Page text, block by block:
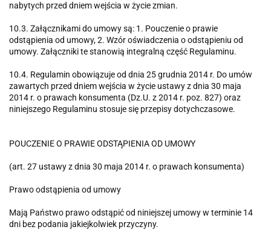
nabytych przed dniem wejścia w życie zmian.
10.3. Załącznikami do umowy są: 1. Pouczenie o prawie
odstąpienia od umowy, 2. Wzór oświadczenia o odstąpieniu od
umowy. Załączniki te stanowią integralną część Regulaminu.
10.4. Regulamin obowiązuje od dnia 25 grudnia 2014 r. Do umów
zawartych przed dniem wejścia w życie ustawy z dnia 30 maja
2014 r. o prawach konsumenta (Dz.U. z 2014 r. poz. 827) oraz
niniejszego Regulaminu stosuje się przepisy dotychczasowe.
POUCZENIE O PRAWIE ODSTĄPIENIA OD UMOWY
(art. 27 ustawy z dnia 30 maja 2014 r. o prawach konsumenta)
Prawo odstąpienia od umowy
Mają Państwo prawo odstąpić od niniejszej umowy w terminie 14
dni bez podania jakiejkolwiek przyczyny.